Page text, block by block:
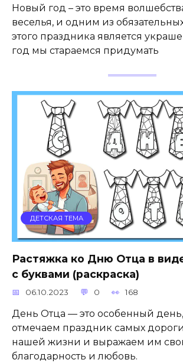
Новый год – это время
веселья, и одним из
этого праздника является
год мы стараемся придумать
ДЕТСКАЯ ТЕМА
Растяжка ко Дню Отца в
с буквами (раскраска)
06.10.2023 0 168
День Отца — это особенный
отмечаем праздник самых
нашей жизни и выражаем им
благодарность и любовь.